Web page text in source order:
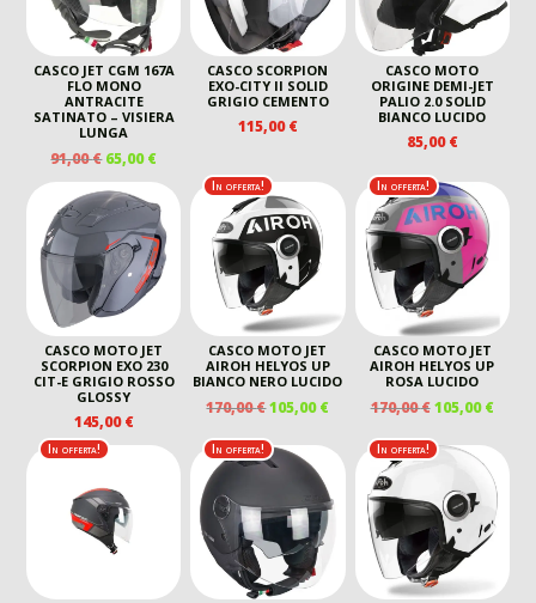
CASCO JET CGM 167A
FLO MONO
ANTRACITE
SATINATO – VISIERA
LUNGA
91,00€ IL
PREZZO
ORIGINALE
ERA:
91,00 €.
65,00€IL
PREZZO
ATTUALE
È:
65,00 €.
CASCO SCORPION
EXO-CITY II SOLID
GRIGIO CEMENTO
115,00€
CASCO MOTO
ORIGINE DEMI-JET
PALIO 2.0 SOLID
BIANCO LUCIDO
85,00€
CASCO MOTO JET
SCORPION EXO 230
CIT-E GRIGIO ROSSO
GLOSSY
145,00€
In offerta!
CASCO MOTO JET
AIROH HELYOS UP
BIANCO NERO LUCIDO
170,00€IL
ORIGINALE
ERA:
170,00 €.
105,00€IL
ATTUALE
105,00 €.
In offerta!
CASCO MOTO JET
AIROH HELYOS UP
ROSA LUCIDO
170,00€ IL
ORIGINALE
170,00 €.
105,00€IL
In offerta! In offerta! In offerta!